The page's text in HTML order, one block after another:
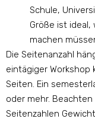
Schule,
Größe ist
machen
Die Seitenanzahl
eintägiger
Seiten. Ein
oder mehr.
Seitenzahlen